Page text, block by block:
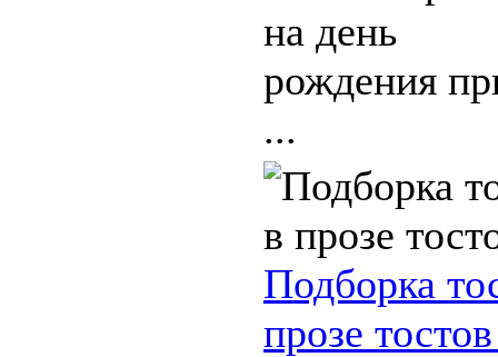
на день
рождения
...
Подборка
прозе